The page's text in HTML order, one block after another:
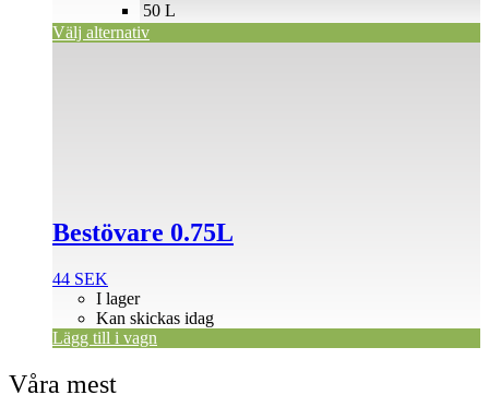
50 L
Välj alternativ
Bestövare 0.75L
44 SEK
I lager
Kan skickas idag
Lägg till i vagn
Våra mest